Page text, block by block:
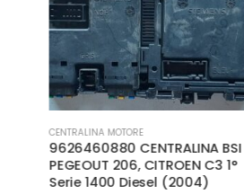
CENTRALINA MOTORE
9626460880 CENTRALINA BSI
PEGEOUT 206, CITROEN C3 1°
Serie 1400 Diesel (2004)